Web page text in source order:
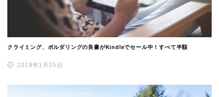
クライミング、ボルダリングの良書がKindleでセール中！すべて半額
2019年1月25日